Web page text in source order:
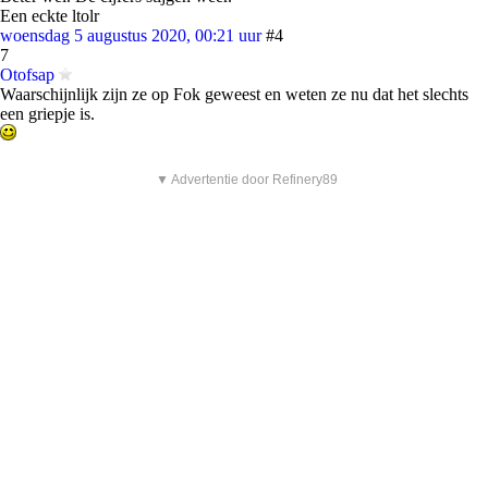
Een eckte ltolr
woensdag 5 augustus 2020, 00:21 uur #4
7
Otofsap
Waarschijnlijk zijn ze op Fok geweest en weten ze nu dat het slechts
een griepje is.
▼ Advertentie door Refinery89